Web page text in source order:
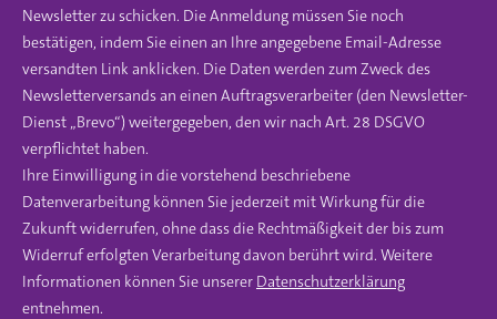
Newsletter zu schicken. Die Anmeldung müssen Sie noch
bestätigen, indem Sie einen an Ihre angegebene Email-Adresse
versandten Link anklicken. Die Daten werden zum Zweck des
Newsletterversands an einen Auftragsverarbeiter (den Newsletter-
Dienst „Brevo“) weitergegeben, den wir nach Art. 28 DSGVO
verpflichtet haben.
Ihre Einwilligung in die vorstehend beschriebene
Datenverarbeitung können Sie jederzeit mit Wirkung für die
Zukunft widerrufen, ohne dass die Rechtmäßigkeit der bis zum
Widerruf erfolgten Verarbeitung davon berührt wird. Weitere
Informationen können Sie unserer Datenschutzerklärung
entnehmen.